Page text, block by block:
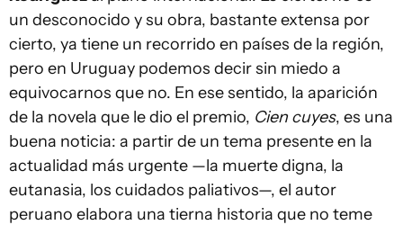
un desconocido y su obra, bastante extensa por
cierto, ya tiene un recorrido en países de la región,
pero en Uruguay podemos decir sin miedo a
equivocarnos que no. En ese sentido, la aparición
de la novela que le dio el premio, Cien cuyes, es una
buena noticia: a partir de un tema presente en la
actualidad más urgente —la muerte digna, la
eutanasia, los cuidados paliativos—, el autor
peruano elabora una tierna historia que no teme